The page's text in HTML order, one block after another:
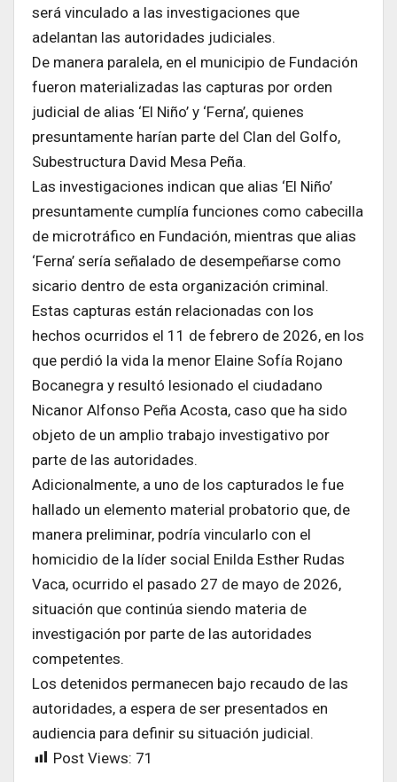
será vinculado a las investigaciones que
adelantan las autoridades judiciales.
De manera paralela, en el municipio de Fundación
fueron materializadas las capturas por orden
judicial de alias ‘El Niño’ y ‘Ferna’, quienes
presuntamente harían parte del Clan del Golfo,
Subestructura David Mesa Peña.
Las investigaciones indican que alias ‘El Niño’
presuntamente cumplía funciones como cabecilla
de microtráfico en Fundación, mientras que alias
‘Ferna’ sería señalado de desempeñarse como
sicario dentro de esta organización criminal.
Estas capturas están relacionadas con los
hechos ocurridos el 11 de febrero de 2026, en los
que perdió la vida la menor Elaine Sofía Rojano
Bocanegra y resultó lesionado el ciudadano
Nicanor Alfonso Peña Acosta, caso que ha sido
objeto de un amplio trabajo investigativo por
parte de las autoridades.
Adicionalmente, a uno de los capturados le fue
hallado un elemento material probatorio que, de
manera preliminar, podría vincularlo con el
homicidio de la líder social Enilda Esther Rudas
Vaca, ocurrido el pasado 27 de mayo de 2026,
situación que continúa siendo materia de
investigación por parte de las autoridades
competentes.
Los detenidos permanecen bajo recaudo de las
autoridades, a espera de ser presentados en
audiencia para definir su situación judicial.
Post Views: 71